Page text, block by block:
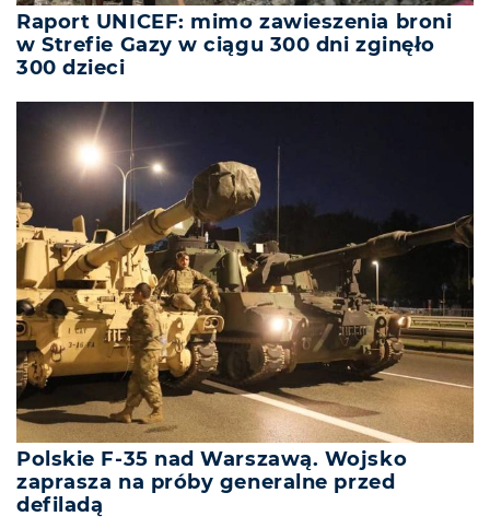
Raport UNICEF: mimo zawieszenia broni
w Strefie Gazy w ciągu 300 dni zginęło
300 dzieci
Polskie F-35 nad Warszawą. Wojsko
zaprasza na próby generalne przed
defiladą